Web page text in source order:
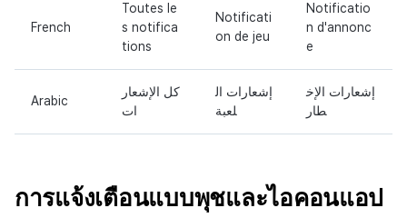
French
Toutes le
s notifica
tions
Notificati
on de jeu
Notificatio
n d'annonc
e
Arabic
كل الإشعار
ات
إشعارات ال
لعبة
إشعارات الإخ
طار
การแจ้งเตือนแบบพุชและไอคอนแอป